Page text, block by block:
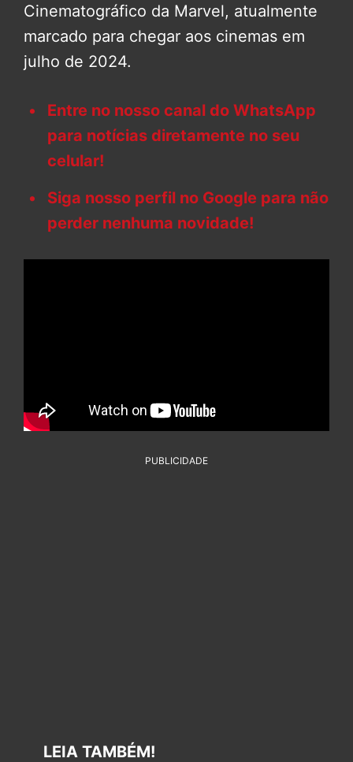
Cinematográfico da Marvel, atualmente
marcado para chegar aos cinemas em
julho de 2024.
Entre no nosso canal do WhatsApp
para notícias diretamente no seu
celular!
Siga nosso perfil no Google para não
perder nenhuma novidade!
PUBLICIDADE
LEIA TAMBÉM!